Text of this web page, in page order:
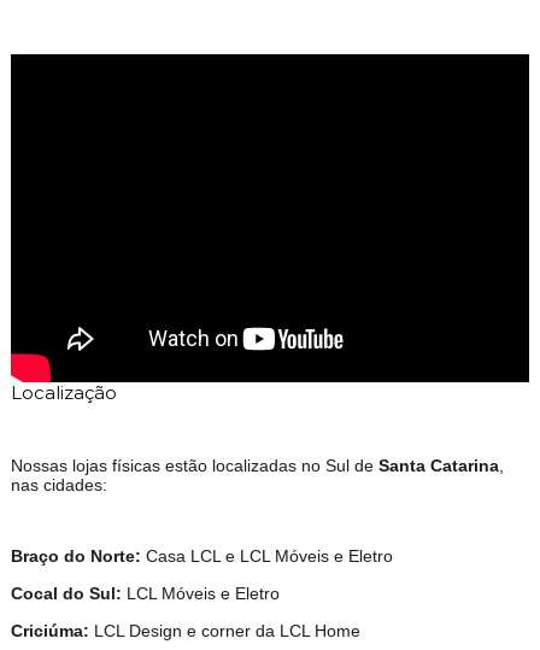
Localização
Nossas lojas físicas estão localizadas no Sul de Santa Catarina,
nas cidades:
Braço do Norte: Casa LCL e LCL Móveis e Eletro
Cocal do Sul: LCL Móveis e Eletro
Criciúma: LCL Design e corner da LCL Home